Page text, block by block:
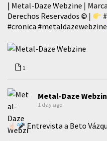
| Metal-Daze Webzine |
Derechos Reservados © |
#cronica #metaldazewebzine
1
Metal-Daze
1 day ago
Entrevista a Beto